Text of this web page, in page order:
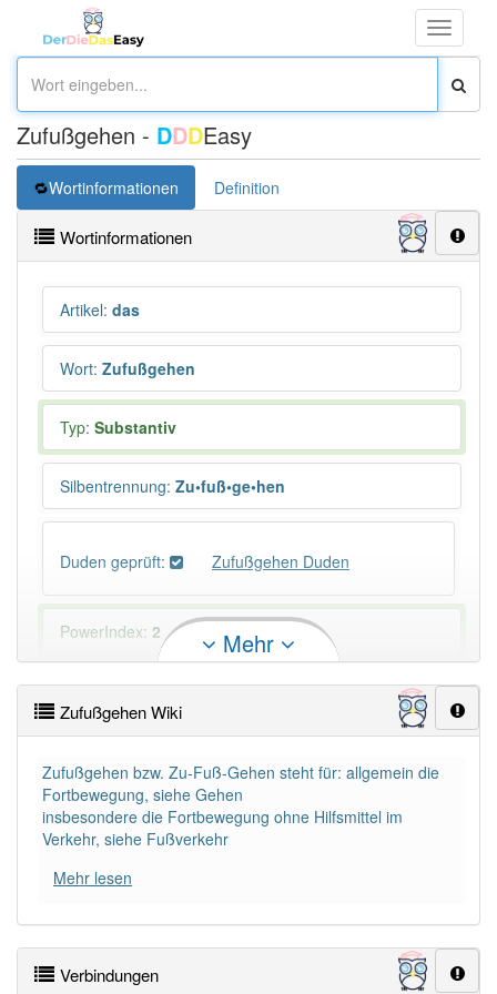
Toggle
Zufußgehen - DDDEasy
Wortinformationen Definition
Wortinformationen
Artikel: das
Wort: Zufußgehen
Typ: Substantiv
Silbentrennung: Zu•fuß•ge•hen
Duden geprüft: Zufußgehen Duden
PowerIndex: 2
Häufigkeit: 2 von 10
Wörter mit Endung-zufußgehen
aber mit einem
anderen Artikeldas: 0
94% unserer Spielapp-Nutzer haben den Artikel
Mehr
Zufußgehen Wiki
Zufußgehen bzw. Zu-Fuß-Gehen steht für: allgemein die
Fortbewegung, siehe Gehen
insbesondere die Fortbewegung ohne Hilfsmittel im
Verkehr, siehe Fußverkehr
Mehr lesen
Verbindungen